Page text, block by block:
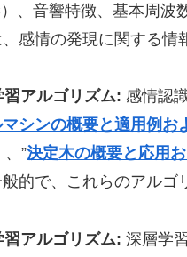
）、音響特徴、基本周
感情の発現に関する情
習アルゴリズム: 感情認
シンの概要と適用例お
、”決定木の概要と応用
的で、これらのアルゴ
習アルゴリズム: 深層学